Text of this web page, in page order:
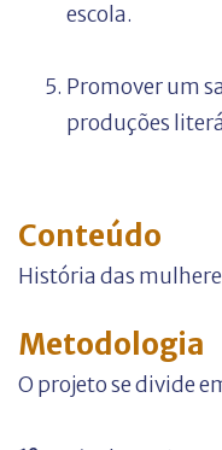
escola.
Promover um
produções
Conteúdo
História das
Metodologia
O projeto se divide